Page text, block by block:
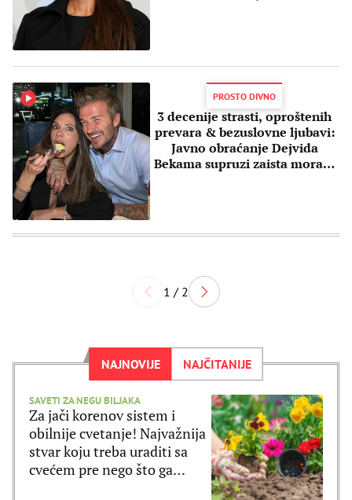
PROSTO DIVNO
3 decenije strasti, oproštenih
prevara & bezuslovne ljubavi:
Javno obraćanje Dejvida
Bekama supruzi zaista morate
1 / 2
NAJNOVIJE NAJČITANIJE
SAVETI ZA NEGU BILJAKA
Za jači korenov sistem i
obilnije cvetanje! Najvažnija
stvar koju treba uraditi sa
cvećem pre nego što ga